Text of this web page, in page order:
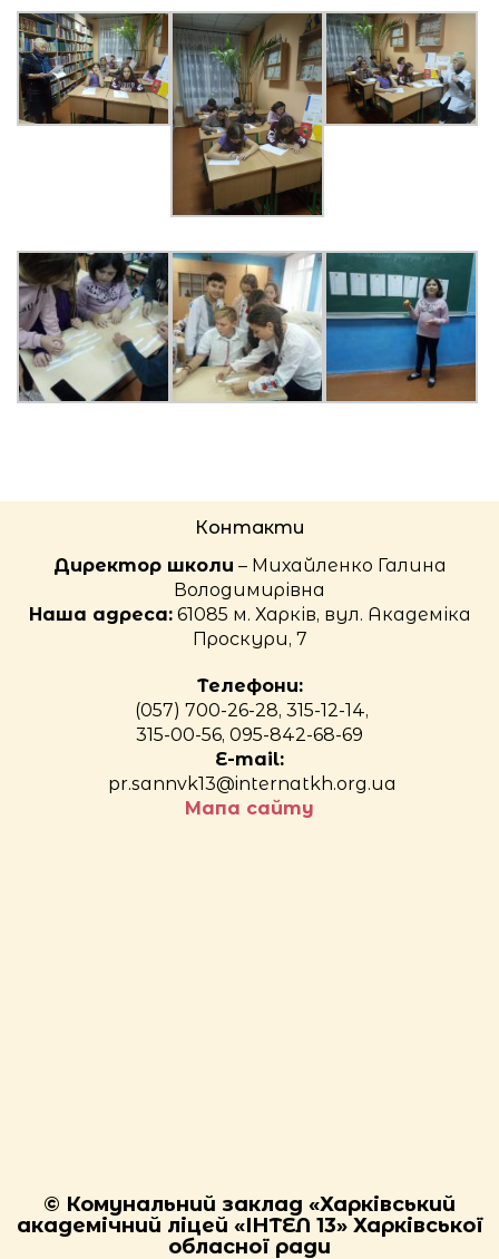
Контакти
Директор школи – Михайленко Галина
Володимирівна
Наша адреса:61085 м. Харків, вул. Академіка
Проскури, 7
Телефони:
(057) 700-26-28, 315-12-14,
315-00-56, 095-842-68-69
E-mail:
pr.sannvk13@internatkh.org.ua
Мапа сайту
© Комунальний заклад «Харківський
академічний ліцей «ІНТЕЛ 13» Харківської
обласної ради